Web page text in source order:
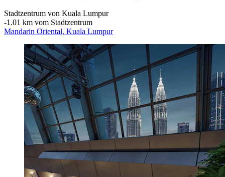
Stadtzentrum von Kuala Lumpur
‐1.01 km vom Stadtzentrum
Mandarin Oriental, Kuala Lumpur